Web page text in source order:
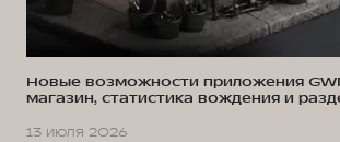
Новые возможности приложения
магазин, статистика вождения и
13 июля 2026